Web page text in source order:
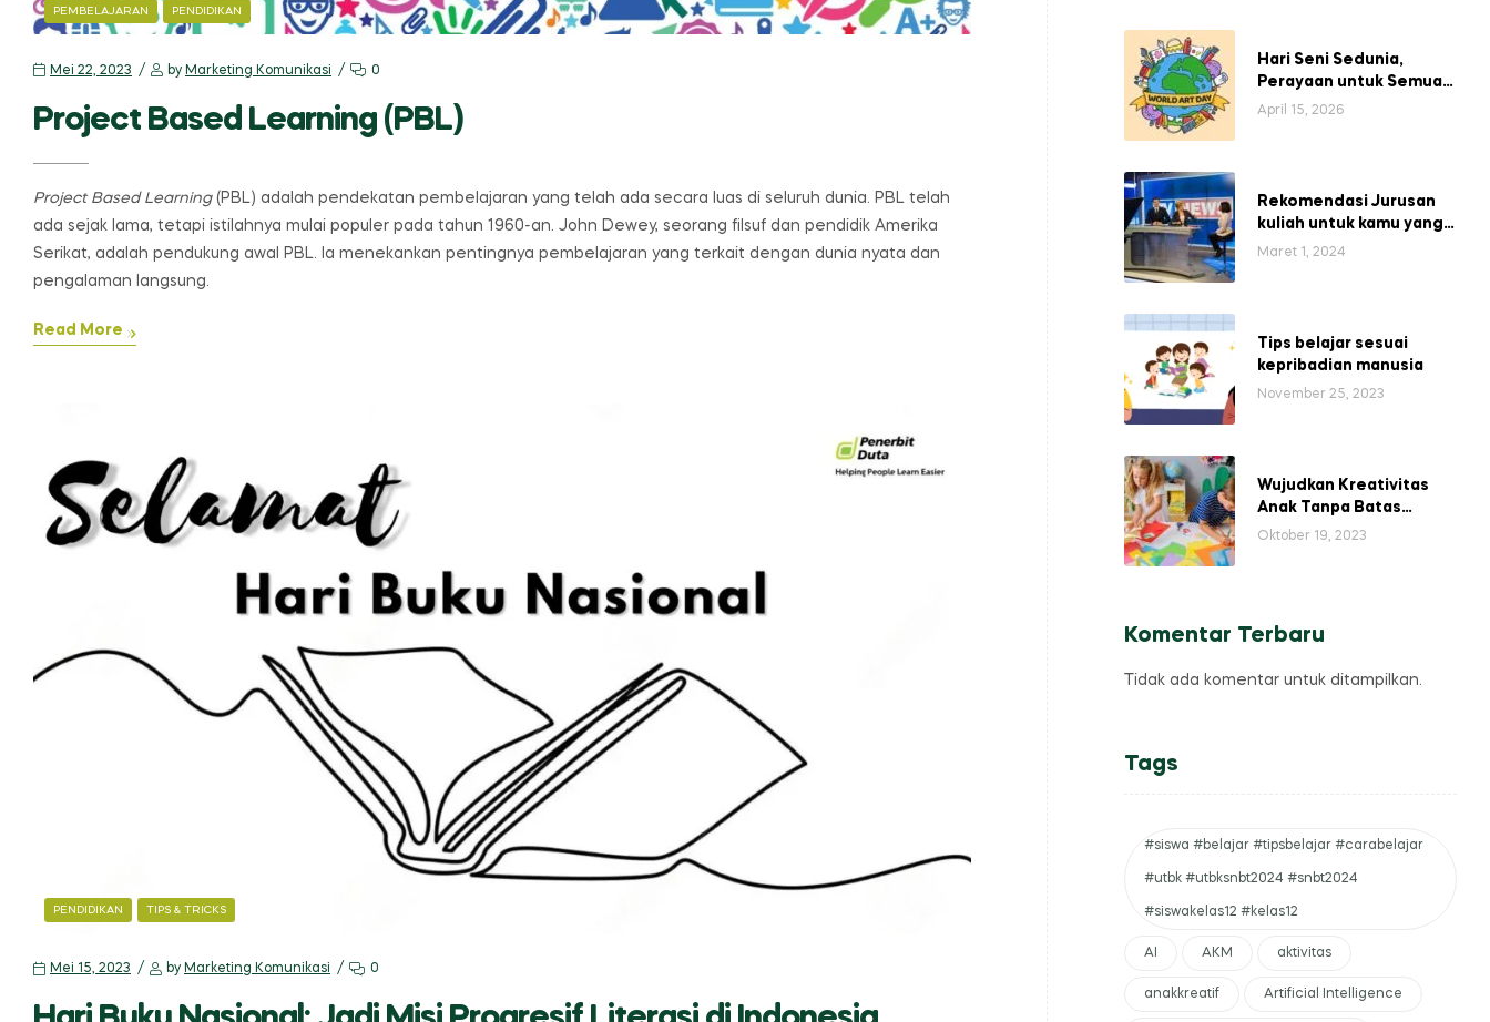
CATEGORIES
PEMBELAJARAN PENDIDIKAN
Mei 22, 2023 by Marketing Komunikasi 0
Project Based Learning (PBL)
Project Based Learning(PBL) adalah pendekatan pembelajaran yang telah ada secara luas di seluruh dunia. PBL telah
ada sejak lama, tetapi istilahnya mulai populer pada tahun 1960-an. John Dewey, seorang filsuf dan pendidik Amerika
Serikat, adalah pendukung awal PBL. Ia menekankan pentingnya pembelajaran yang terkait dengan dunia nyata dan
pengalaman langsung.
Read More
CATEGORIES
PENDIDIKAN TIPS & TRICKS
Mei 15, 2023 by Marketing Komunikasi 0
Hari Seni Sedunia,
Perayaan untuk Semua
Orang
April 15, 2026
Rekomendasi Jurusan
kuliah untuk kamu yang
ingin menjadi presenter.
Maret 1, 2024
Tips belajar sesuai
kepribadian manusia
November 25, 2023
Wujudkan Kreativitas
Anak Tanpa Batas
Melalui Buku Aktivitas
Oktober 19, 2023
Komentar Terbaru
Tidak ada komentar untuk ditampilkan.
Tags
#siswa #belajar #tipsbelajar #carabelajar
#utbk #utbksnbt2024 #snbt2024
#siswakelas12 #kelas12
AI AKM aktivitas
anakkreatif Artificial Intelligence